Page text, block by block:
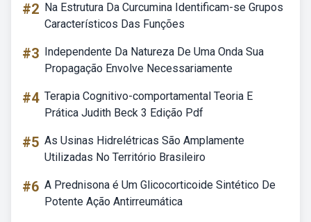
#2 Na Estrutura Da Curcumina Identificam-se Grupos
Característicos Das Funções
#3 Independente Da Natureza De Uma Onda Sua
Propagação Envolve Necessariamente
#4 Terapia Cognitivo-comportamental Teoria E
Prática Judith Beck 3 Edição Pdf
#5 As Usinas Hidrelétricas São Amplamente
Utilizadas No Território Brasileiro
#6 A Prednisona é Um Glicocorticoide Sintético De
Potente Ação Antirreumática